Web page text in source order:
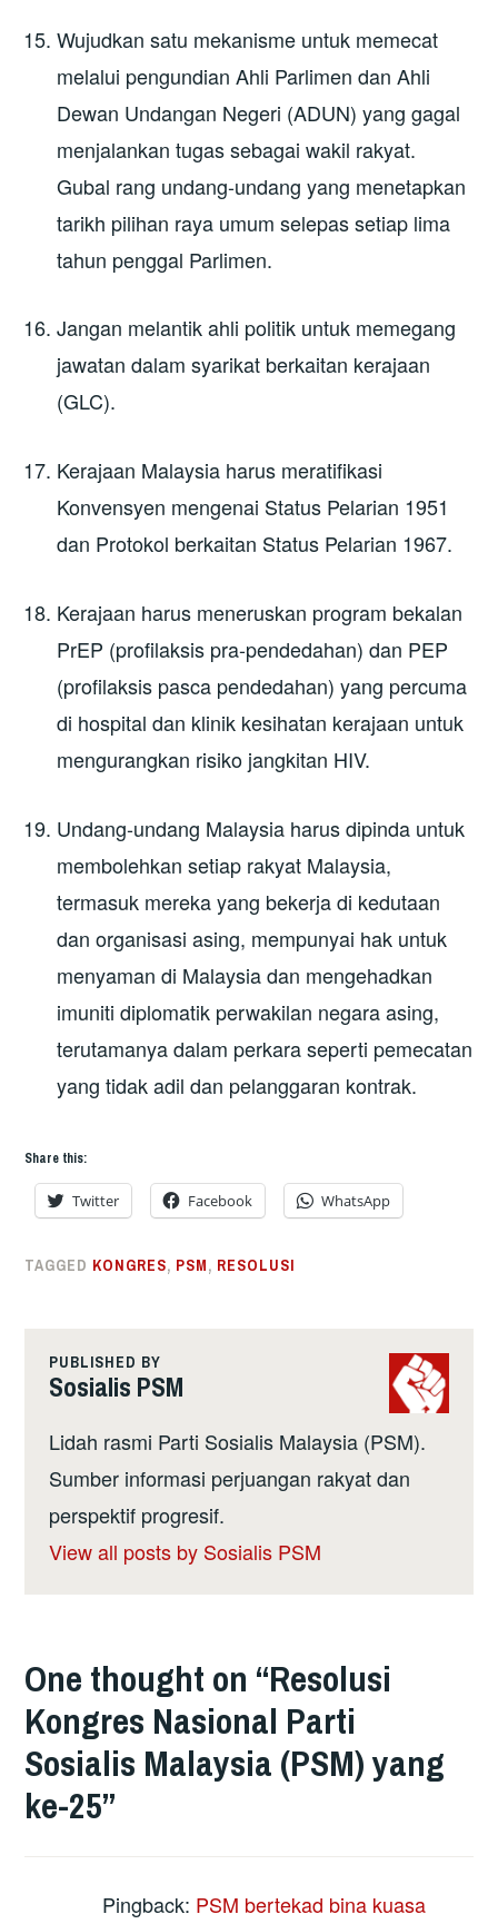
Wujudkan satu mekanisme untuk memecat
melalui pengundian Ahli Parlimen dan Ahli
Dewan Undangan Negeri (ADUN) yang gagal
menjalankan tugas sebagai wakil rakyat.
Gubal rang undang-undang yang menetapkan
tarikh pilihan raya umum selepas setiap lima
tahun penggal Parlimen.
Jangan melantik ahli politik untuk memegang
jawatan dalam syarikat berkaitan kerajaan
(GLC).
Kerajaan Malaysia harus meratifikasi
Konvensyen mengenai Status Pelarian 1951
dan Protokol berkaitan Status Pelarian 1967.
Kerajaan harus meneruskan program bekalan
PrEP (profilaksis pra-pendedahan) dan PEP
(profilaksis pasca pendedahan) yang percuma
di hospital dan klinik kesihatan kerajaan untuk
mengurangkan risiko jangkitan HIV.
Undang-undang Malaysia harus dipinda untuk
membolehkan setiap rakyat Malaysia,
termasuk mereka yang bekerja di kedutaan
dan organisasi asing, mempunyai hak untuk
menyaman di Malaysia dan mengehadkan
imuniti diplomatik perwakilan negara asing,
terutamanya dalam perkara seperti pemecatan
yang tidak adil dan pelanggaran kontrak.
Share this:
Twitter Facebook WhatsApp
TAGGED KONGRES, PSM, RESOLUSI
PUBLISHED BY
Sosialis PSM
Lidah rasmi Parti Sosialis Malaysia (PSM).
Sumber informasi perjuangan rakyat dan
perspektif progresif.
View all posts by Sosialis PSM
One thought on “Resolusi
Kongres Nasional Parti
Sosialis Malaysia (PSM) yang
ke-25”
Pingback: PSM bertekad bina kuasa